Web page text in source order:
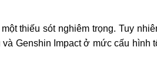
thiếu sót nghiêm trọng. Tuy
Genshin Impact ở mức cấu hình